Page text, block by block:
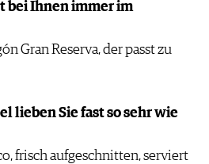
bei Ihnen immer im
Gran Reserva, der passt zu
lieben Sie fast so sehr wie
frisch aufgeschnitten, serviert